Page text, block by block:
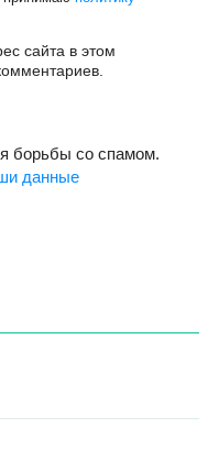
сайта в этом
борьбы со спамом.
данные